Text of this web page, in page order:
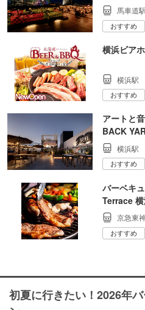
馬車道駅
おすすめ
横浜ビア
横浜駅
おすすめ
アートと
BACK
横浜駅
おすすめ
バーベキ
Terrace
京急東
おすすめ
初夏に行きたい！2026年